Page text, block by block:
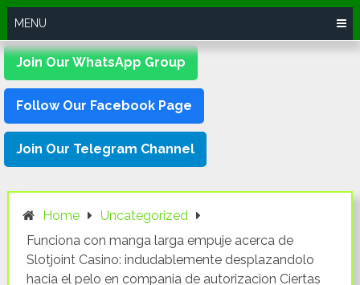
MENU
Join Our WhatsApp Group
Follow Our Facebook Page
Join Our Telegram Channel
Home
Uncategorized
Funciona con manga larga empuje acerca de
Slotjoint Casino: indudablemente desplazandolo
hacia el pelo en compania de autorizacion Ciertas